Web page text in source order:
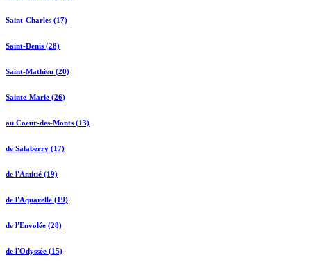
Saint-Charles (17)
Saint-Denis (28)
Saint-Mathieu (20)
Sainte-Marie (26)
au Coeur-des-Monts (13)
de Salaberry (17)
de l'Amitié (19)
de l'Aquarelle (19)
de l'Envolée (28)
de l'Odyssée (15)